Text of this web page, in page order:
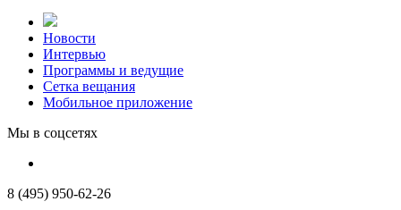
Новости
Интервью
Программы и ведущие
Сетка вещания
Мобильное приложение
Мы в соцсетях
8 (495) 950-62-26